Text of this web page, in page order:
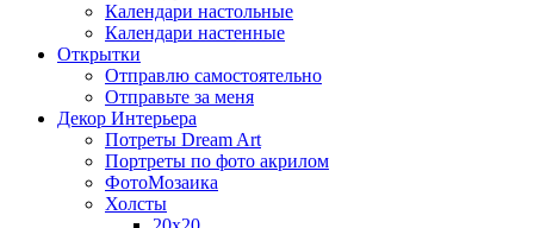
Календари настольные
Календари настенные
Открытки
Отправлю самостоятельно
Отправьте за меня
Декор Интерьера
Потреты Dream Art
Портреты по фото акрилом
ФотоМозаика
Холсты